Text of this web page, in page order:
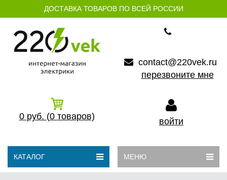
ДОСТАВКА ТОВАРОВ ПО ВСЕЙ РОССИИ
contact@220vek.ru
перезвоните мне
0 руб. (0 товаров) войти
КАТАЛОГ МЕНЮ